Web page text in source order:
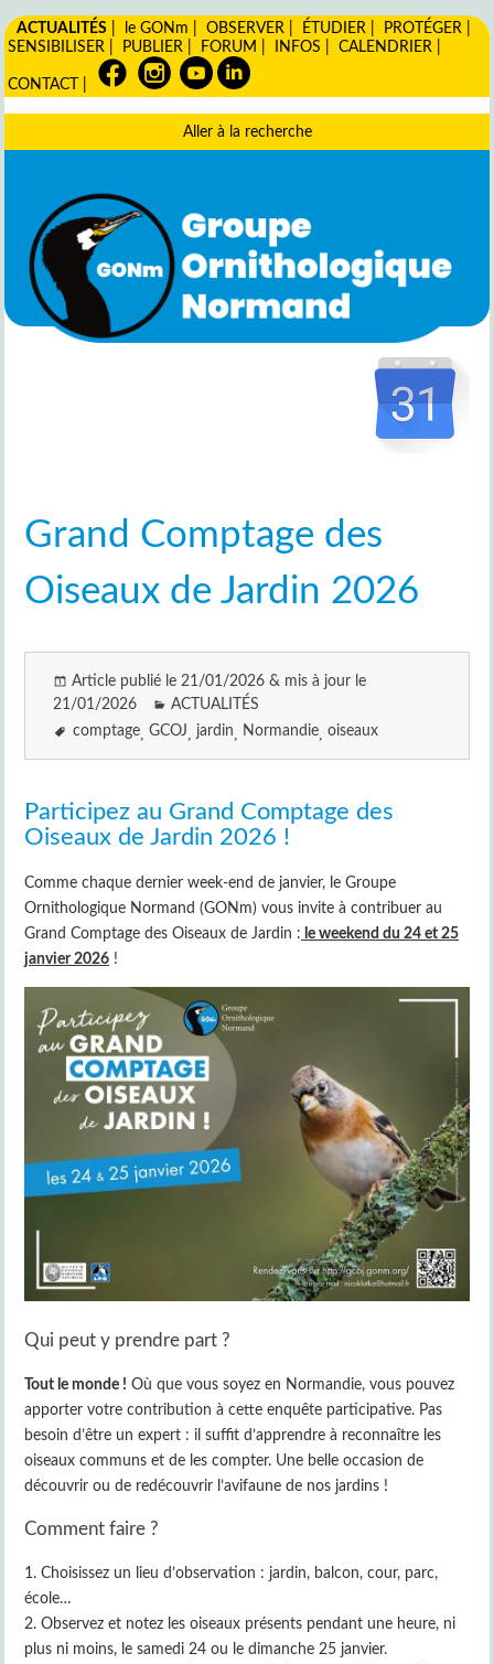
ACTUALITÉS le GONm |OBSERVER ÉTUDIER PROTÉGER
SENSIBILISER
PUBLIER FORUM INFOS |CALENDRIER
CONTACT
Aller à la recherche
Grand Comptage des
Oiseaux de Jardin 2026
Article publié le 21/01/2026 & mis à jour le
21/01/2026
ACTUALITÉS
comptage GCOJ jardin Normandie oiseaux
Participez au Grand Comptage des
Oiseaux de Jardin 2026 !
Comme chaque dernier week-end de janvier, le Groupe
Ornithologique Normand (GONm) vous invite à contribuer au
Grand Comptage des Oiseaux de Jardin : le weekend du 24 et 25
janvier 2026 !
Qui peut y prendre part ?
Tout le monde ! Où que vous soyez en Normandie, vous pouvez
apporter votre contribution à cette enquête participative. Pas
besoin d’être un expert : il suffit d’apprendre à reconnaître les
oiseaux communs et de les compter. Une belle occasion de
découvrir ou de redécouvrir l’avifaune de nos jardins !
Comment faire ?
Choisissez un lieu d’observation : jardin, balcon, cour, parc,
école…
Observez et notez les oiseaux présents pendant une heure, ni
plus ni moins, le samedi 24 ou le dimanche 25 janvier.